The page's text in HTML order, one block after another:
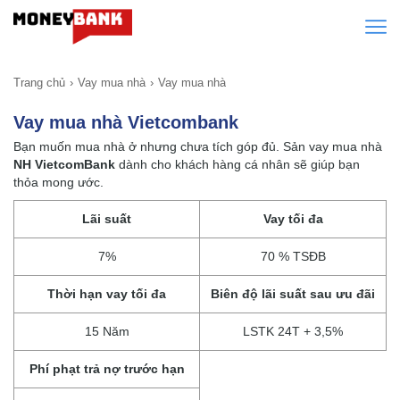
Trang chủ Vay mua nhà Vay mua nhà
Vay mua nhà Vietcombank
Bạn muốn mua nhà ở nhưng chưa tích góp đủ. Sản vay mua nhà
NH VietcomBank dành cho khách hàng cá nhân sẽ giúp bạn
thỏa mong ước.
Lãi suất
7%
Vay tối đa
70 % TSĐB
Thời hạn vay tối đa
15 Năm
Biên độ lãi suất sau ưu đãi
LSTK 24T + 3,5%
Phí phạt trả nợ trước hạn